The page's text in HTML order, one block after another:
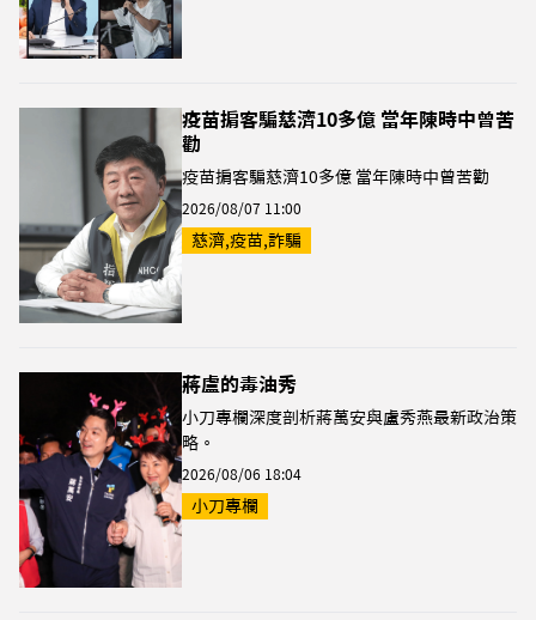
疫苗掮客騙慈濟10多億 當年陳時中曾苦
勸
疫苗掮客騙慈濟10多億 當年陳時中曾苦勸
2026/08/07 11:00
慈濟,疫苗,詐騙
蔣盧的毒油秀
小刀專欄深度剖析蔣萬安與盧秀燕最新政治策
略。
2026/08/06 18:04
小刀專欄